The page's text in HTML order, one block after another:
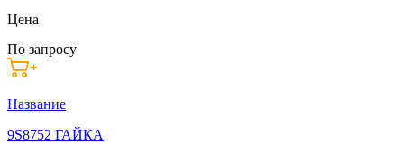
Цена
По запросу
Название
9S8752 ГАЙКА